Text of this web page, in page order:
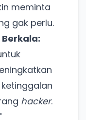
meminta
gak perlu.
hacker.